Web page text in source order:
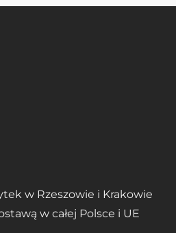
w Rzeszowie i Krakowie
w całej Polsce i UE